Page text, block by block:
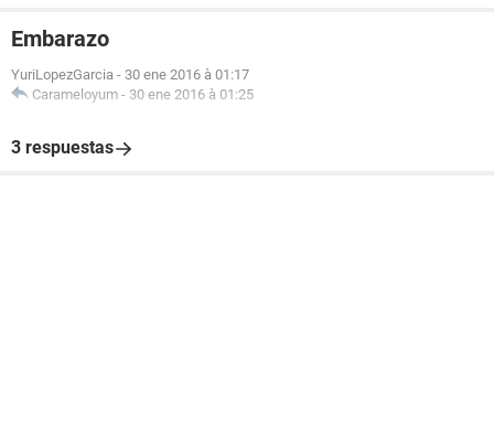
Embarazo
YuriLopezGarcia - 30 ene 2016 à 01:17
Carameloyum - 30 ene 2016 à 01:25
3 respuestas